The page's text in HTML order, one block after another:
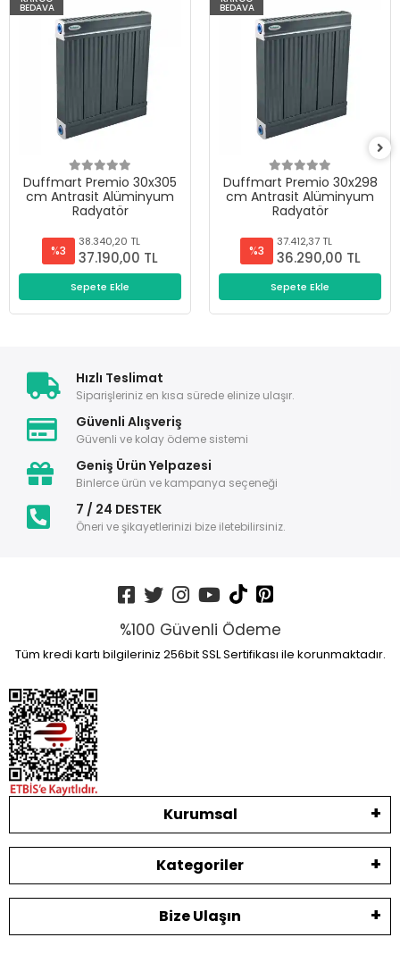
BEDAVA
Duffmart Premio 30x305
cm Antrasit Alüminyum
Radyatör
%3
38.340,20 TL
37.190,00 TL
Sepete Ekle
BEDAVA
Duffmart Premio 30x298
cm Antrasit Alüminyum
Radyatör
%3
37.412,37 TL
36.290,00 TL
Sepete Ekle
Hızlı Teslimat
Siparişleriniz en kısa sürede elinize ulaşır.
Güvenli Alışveriş
Güvenli ve kolay ödeme sistemi
Geniş Ürün Yelpazesi
Binlerce ürün ve kampanya seçeneği
7 / 24 DESTEK
Öneri ve şikayetlerinizi bize iletebilirsiniz.
%100 Güvenli Ödeme
Tüm kredi kartı bilgileriniz 256bit SSL Sertifikası ile korunmaktadır.
Kurumsal
Kategoriler
Bize Ulaşın